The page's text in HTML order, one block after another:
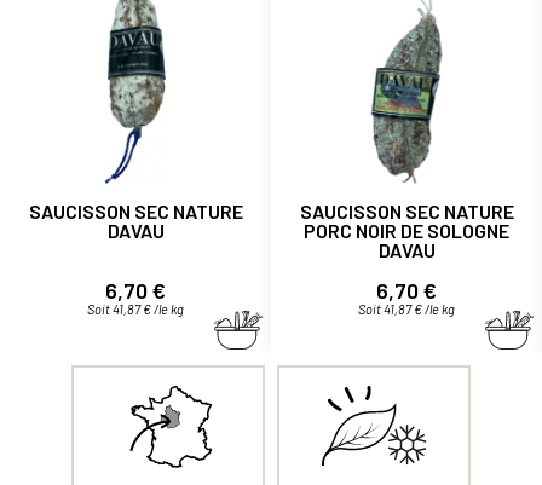
SAUCISSON SEC NATURE
DAVAU
Prix
6,70 €
Soit 41,87 € /le kg
SAUCISSON SEC NATURE
PORC NOIR DE SOLOGNE
DAVAU
Prix
6,70 €
Soit 41,87 € /le kg